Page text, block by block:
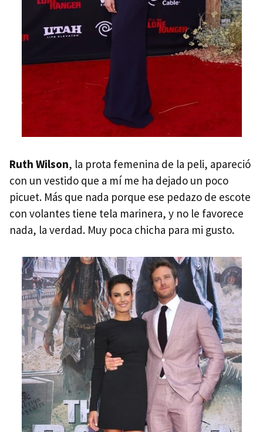
Ruth Wilson, la prota femenina de la peli, apareció
con un vestido que a mí me ha dejado un poco
picuet. Más que nada porque ese pedazo de escote
con volantes tiene tela marinera, y no le favorece
nada, la verdad. Muy poca chicha para mi gusto.